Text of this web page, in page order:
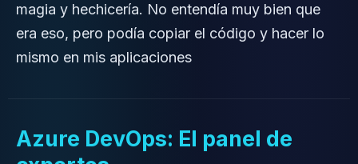
magia y hechicería. No entendía muy bien que
era eso, pero podía copiar el código y hacer lo
mismo en mis aplicaciones
Azure DevOps: El panel de